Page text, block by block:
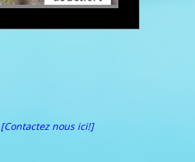
[Contactez nous ici!]